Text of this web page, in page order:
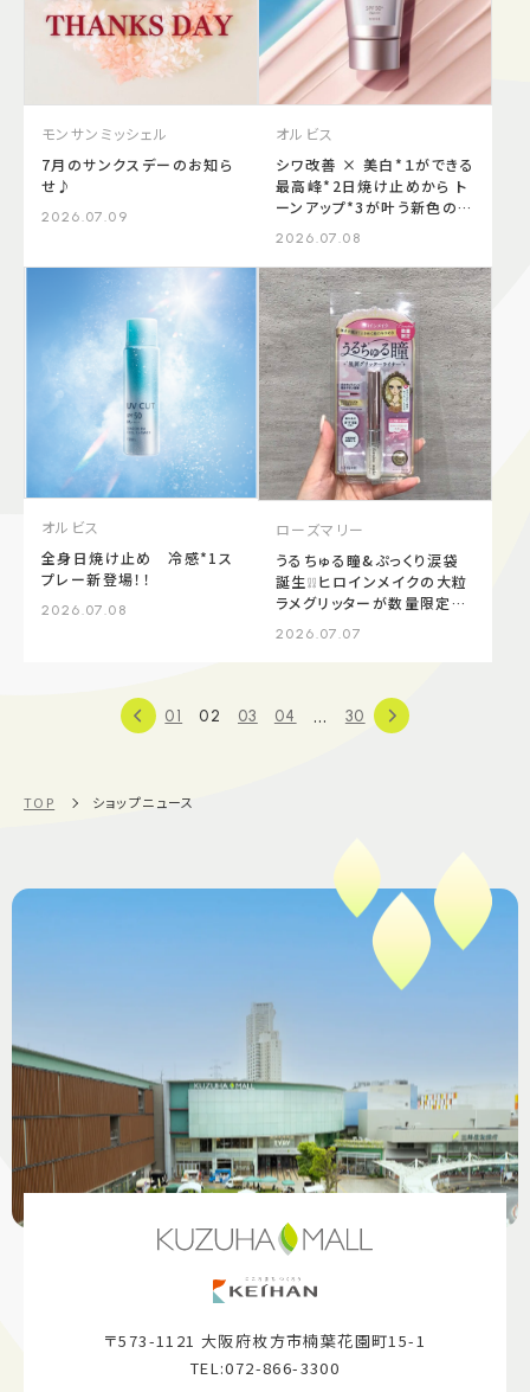
モンサンミッシェル
7月のサンクスデーのお知ら
せ♪
2026.07.09
オルビス
シワ改善 × 美白*１ができる
最高峰*2日焼け止めから ト
ーンアップ*3が叶う新色の
2026.07.08
オルビス
全身日焼け止め 冷感*1ス
プレー新登場！！
2026.07.08
ローズマリー
うるちゅる瞳&ぷっくり涙袋
誕生❕❕ヒロインメイクの大粒
ラメグリッターが数量限定発
2026.07.07
01 02 03 04 ... 30
TOP ショップニュース
〒573-1121 大阪府枚方市楠葉花園町15-1
TEL:072-866-3300